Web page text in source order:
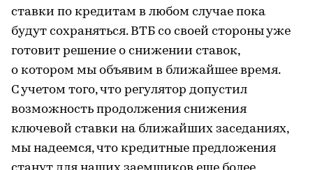
ставки по кредитам в любом случае пока
будут сохраняться. ВТБ со своей стороны уже
готовит решение о снижении ставок,
о котором мы объявим в ближайшее время.
С учетом того, что регулятор допустил
возможность продолжения снижения
ключевой ставки на ближайших заседаниях,
мы надеемся, что кредитные предложения